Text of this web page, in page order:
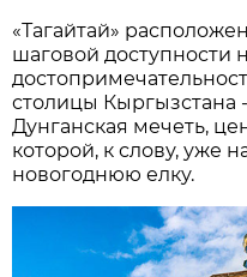
«Тагайтай»
шаговой доступности
столицы Кыргызстана
Дунганская мечеть,
которой, к слову, уже
новогоднюю елку.